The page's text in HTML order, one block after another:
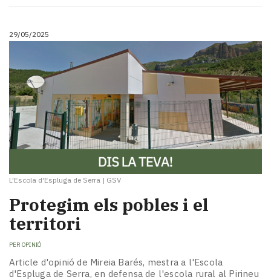
29/05/2025
L'Escola d'Espluga de Serra | GSV
Protegim els pobles i el
territori
PER OPINIÓ
Article d'opinió de Mireia Barés, mestra a l'Escola
d'Espluga de Serra, en defensa de l'escola rural al Pirineu